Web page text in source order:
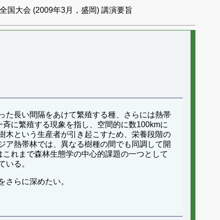
国大会 (2009年3月，盛岡) 講演要旨
た長い間隔をあけて繁殖する種、さらには熱帯
に繁殖する現象を指し、空間的に数100kmに
木という生産者が引き起こすため、栄養段階の
ア熱帯林では、異なる樹種の間でも同調して開
れまで森林生態学の中心的課題の一つとして
いる。
らに深めたい。